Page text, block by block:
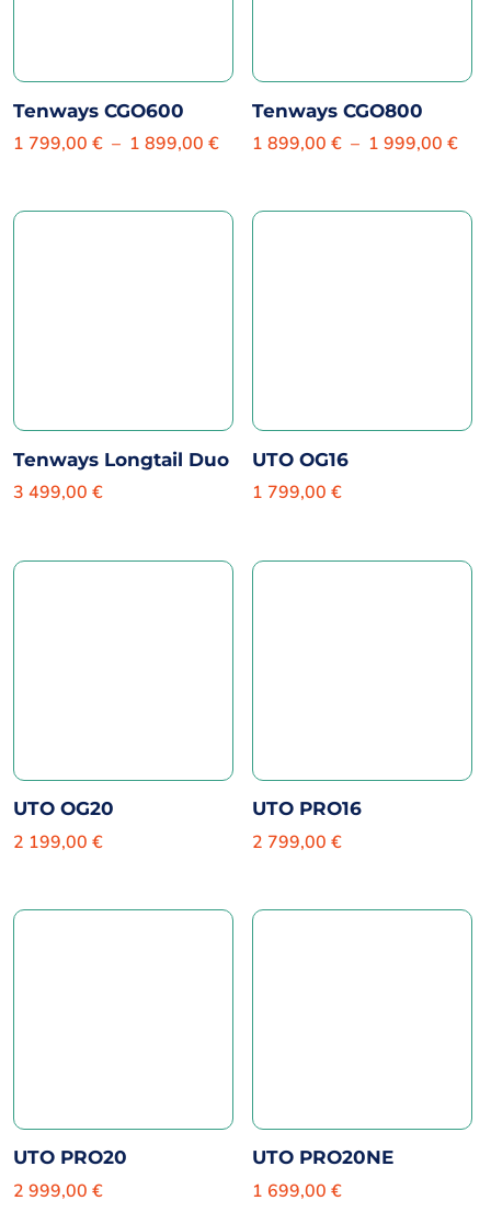
Tenways CGO600
1 799,00 € – 1 899,00 €Plage
Tenways CGO800
1 899,00 € – 1 999,00 €
Tenways Longtail Duo
3 499,00 €
UTO OG16
1 799,00 €
UTO OG20
2 199,00 €
UTO PRO16
2 799,00 €
UTO PRO20
2 999,00 €
UTO PRO20NE
1 699,00 €